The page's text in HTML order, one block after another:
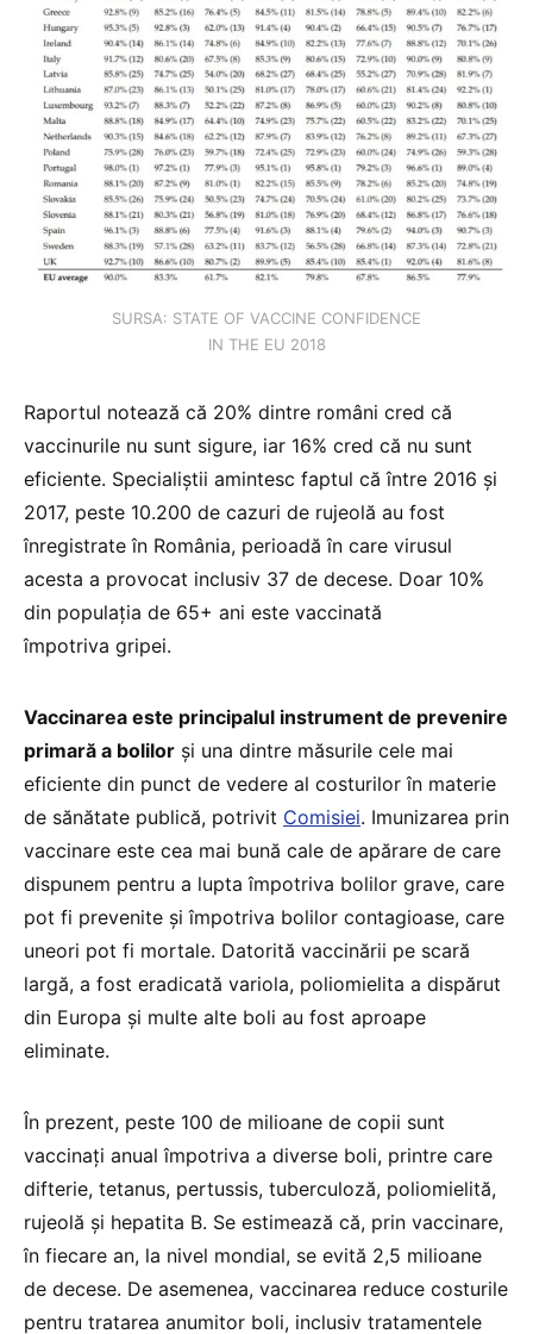
SURSA: STATE OF VACCINE CONFIDENCE
IN THE EU 2018
Raportul notează că 20% dintre români cred că
vaccinurile nu sunt sigure, iar 16% cred că nu sunt
eficiente. Specialiștii amintesc faptul că între 2016 și
2017, peste 10.200 de cazuri de rujeolă au fost
înregistrate în România, perioadă în care virusul
acesta a provocat inclusiv 37 de decese. Doar 10%
din populația de 65+ ani este vaccinată
împotriva gripei.
Vaccinarea este principalul instrument de prevenire
primară a bolilor și una dintre măsurile cele mai
eficiente din punct de vedere al costurilor în materie
de sănătate publică, potrivit Comisiei. Imunizarea prin
vaccinare este cea mai bună cale de apărare de care
dispunem pentru a lupta împotriva bolilor grave, care
pot fi prevenite și împotriva bolilor contagioase, care
uneori pot fi mortale. Datorită vaccinării pe scară
largă, a fost eradicată variola, poliomielita a dispărut
din Europa și multe alte boli au fost aproape
eliminate.
În prezent, peste 100 de milioane de copii sunt
vaccinați anual împotriva a diverse boli, printre care
difterie, tetanus, pertussis, tuberculoză, poliomielită,
rujeolă și hepatita B. Se estimează că, prin vaccinare,
în fiecare an, la nivel mondial, se evită 2,5 milioane
de decese. De asemenea, vaccinarea reduce costurile
pentru tratarea anumitor boli, inclusiv tratamentele